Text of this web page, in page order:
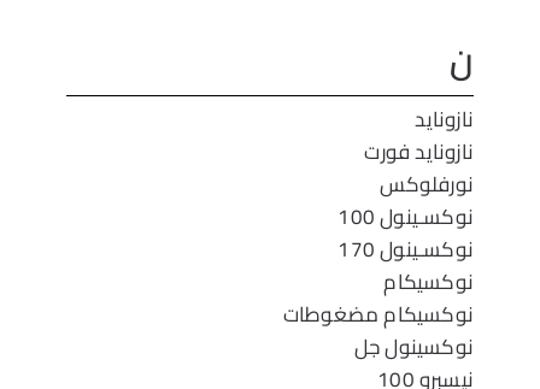
ن
نازونايد
نازونايد فورت
نورفلوكس
نوكسـينول 100
نوكسـينول 170
نوكسيكام
نوكسيكام مضغوطات
نوكسينول جل
نيسبرو 100